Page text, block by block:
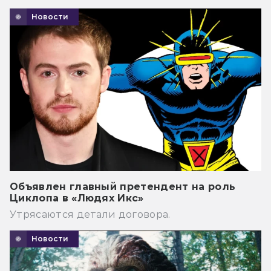
Новости
Объявлен главный претендент на роль
Циклопа в «Людях Икс»
Утрясаются детали договора.
Новости